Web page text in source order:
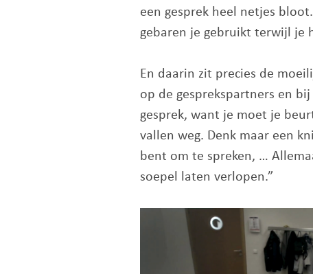
een gesprek heel netjes
gebaren je gebruikt terwijl je
En daarin zit precies de
op de gesprekspartners en
gesprek, want je moet je
vallen weg. Denk maar een
bent om te spreken, …
soepel laten verlopen.”